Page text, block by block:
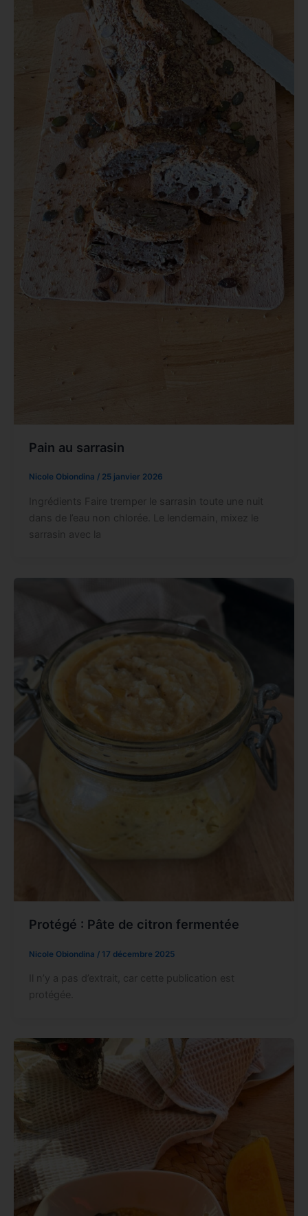
Pain au sarrasin
Nicole Obiondina / 25 janvier 2026
Ingrédients Faire tremper le sarrasin toute une nuit
dans de l’eau non chlorée. Le lendemain, mixez le
sarrasin avec la
Protégé : Pâte de citron fermentée
Nicole Obiondina / 17 décembre 2025
Il n’y a pas d’extrait, car cette publication est
protégée.